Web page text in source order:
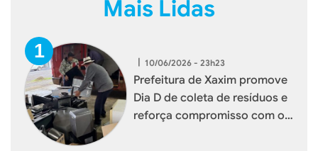
Mais Lidas
| 10/06/2026 - 23h23
Prefeitura de Xaxim promove
Dia D de coleta de resíduos e
reforça compromisso com o